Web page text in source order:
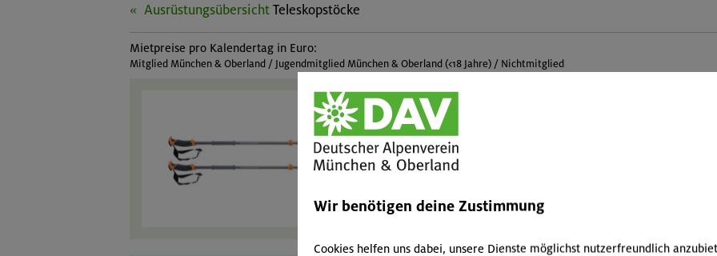
AusrüstungsübersichtTeleskopstöcke
Mietpreise pro Kalendertag in Euro:
Mitglied München & Oberland / Jugendmitglied München & Oberland (<18 Jahre) / Nichtmitglied
Skitouren- / Schneeschuh-
Teleskopstöcke 2-teilig
2 / 1 / 4 € pro Tag
Wir benötigen deine Zustimmung
Cookies helfen uns dabei, unsere Dienste möglichst nutzerfreundlich